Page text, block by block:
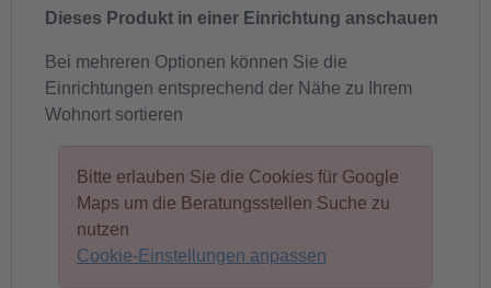
Dieses Produkt in einer Einrichtung anschauen
Bei mehreren Optionen können Sie die
Einrichtungen entsprechend der Nähe zu Ihrem
Wohnort sortieren
Bitte erlauben Sie die Cookies für Google
Maps um die Beratungsstellen Suche zu
nutzen
Cookie-Einstellungen anpassen